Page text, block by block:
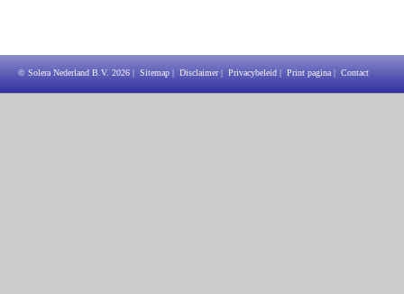
© Solera Nederland B.V. 2026 | Sitemap | Disclaimer| Privacybeleid | Print pagina | Contact